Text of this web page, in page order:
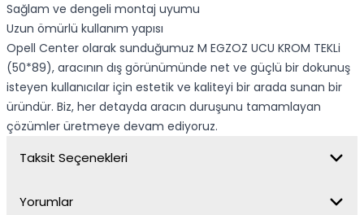
Sağlam ve dengeli montaj uyumu
Uzun ömürlü kullanım yapısı
Opell Center olarak sunduğumuz M EGZOZ UCU KROM TEKLi
(50*89), aracının dış görünümünde net ve güçlü bir dokunuş
isteyen kullanıcılar için estetik ve kaliteyi bir arada sunan bir
üründür. Biz, her detayda aracın duruşunu tamamlayan
çözümler üretmeye devam ediyoruz.
Taksit Seçenekleri
Yorumlar